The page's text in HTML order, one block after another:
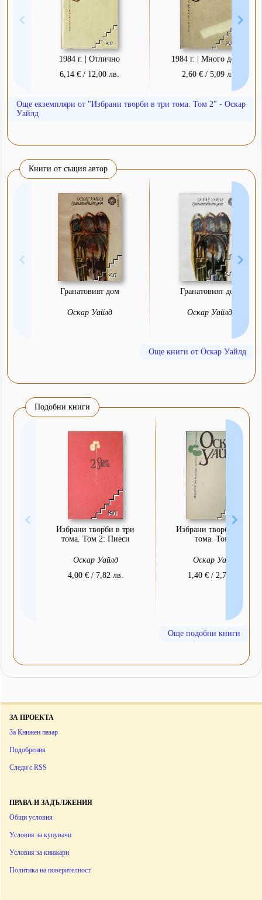
1984 г. | Отлично
6,14 € / 12,00 лв.
1984 г. | Много добро
2,60 € / 5,09 лв.
Още екземпляри от "Избрани творби в три тома. Том 2" - Оскар
Уайлд
Книги от същия автор
Гранатовият дом
Оскар Уайлд
Гранатовият дом
Оскар Уайлд
Още книги от Оскар Уайлд
Подобни книги
Избрани творби в три
тома. Том 2: Пиеси
Оскар Уайлд
4,00 € / 7,82 лв.
Избрани творби в три
тома. Том 1
Оскар Уайлд
1,40 € / 2,74 лв.
Още подобни книги
ЗА ПРОЕКТА
За Книжен пазар
Подобрения
Следи с RSS
ПРАВА И ЗАДЪЛЖЕНИЯ
Общи условия
Условия за купувачи
Условия за книжари
Политика на поверителност